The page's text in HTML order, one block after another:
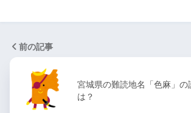
前の記事
宮城県の難読地名「色麻」の
は？